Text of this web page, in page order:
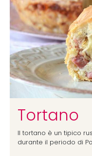
Tortano
Il tortano è un tipico
durante il periodo di